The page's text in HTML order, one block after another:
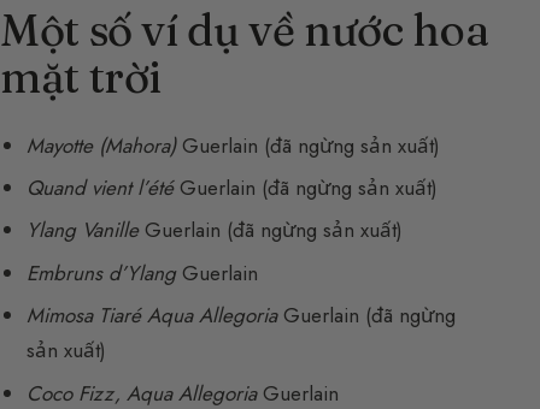
Một số ví dụ về nước hoa
mặt trời
Mayotte (Mahora)Guerlain (đã ngừng sản xuất)
Quand vient l’étéGuerlain (đã ngừng sản xuất)
Ylang VanilleGuerlain (đã ngừng sản xuất)
Embruns d’YlangGuerlain
Mimosa Tiaré Aqua AllegoriaGuerlain (đã ngừng
sản xuất)
Coco Fizz, Aqua AllegoriaGuerlain